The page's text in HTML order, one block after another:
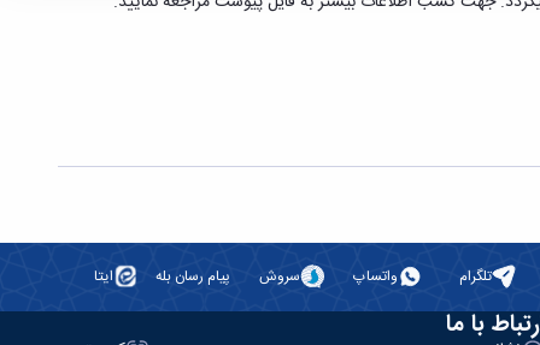
تلگرام واتساپ سروش پیام رسان بله ایتا
با ما